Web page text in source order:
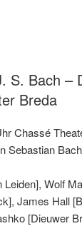
S. Bach –
Breda
Chassé
Sebastian
Wolf
James Hall
[Dieuwer